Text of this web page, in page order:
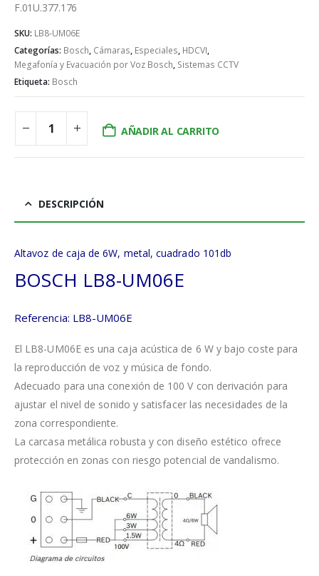
F.01U.377.176
SKU: LB8-UM06E
Categorías: Bosch, Cámaras, Especiales, HDCVI,
Megafonía y Evacuación por Voz Bosch, Sistemas CCTV
Etiqueta: Bosch
AÑADIR AL CARRITO
DESCRIPCIÓN
Altavoz de caja de 6W, metal, cuadrado 101db
BOSCH LB8-UM06E
Referencia: LB8-UM06E
El LB8-UM06E es una caja acústica de 6 W y bajo coste para
la reproducción de voz y música de fondo.
Adecuado para una conexión de 100 V con derivación para
ajustar el nivel de sonido y satisfacer las necesidades de la
zona correspondiente.
La carcasa metálica robusta y con diseño estético ofrece
protección en zonas con riesgo potencial de vandalismo.